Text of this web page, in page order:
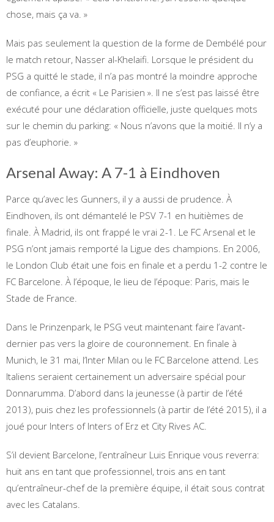
chose, mais ça va. »
Mais pas seulement la question de la forme de Dembélé pour
le match retour, Nasser al-Khelaifi. Lorsque le président du
PSG a quitté le stade, il n’a pas montré la moindre approche
de confiance, a écrit « Le Parisien ». Il ne s’est pas laissé être
exécuté pour une déclaration officielle, juste quelques mots
sur le chemin du parking: « Nous n’avons que la moitié. Il n’y a
pas d’euphorie. »
Arsenal Away: A 7-1 à Eindhoven
Parce qu’avec les Gunners, il y a aussi de prudence. À
Eindhoven, ils ont démantelé le PSV 7-1 en huitièmes de
finale. À Madrid, ils ont frappé le vrai 2-1. Le FC Arsenal et le
PSG n’ont jamais remporté la Ligue des champions. En 2006,
le London Club était une fois en finale et a perdu 1-2 contre le
FC Barcelone. À l’époque, le lieu de l’époque: Paris, mais le
Stade de France.
Dans le Prinzenpark, le PSG veut maintenant faire l’avant-
dernier pas vers la gloire de couronnement. En finale à
Munich, le 31 mai, l’Inter Milan ou le FC Barcelone attend. Les
Italiens seraient certainement un adversaire spécial pour
Donnarumma. D’abord dans la jeunesse (à partir de l’été
2013), puis chez les professionnels (à partir de l’été 2015), il a
joué pour Inters of Inters of Erz et City Rives AC.
S’il devient Barcelone, l’entraîneur Luis Enrique vous reverra:
huit ans en tant que professionnel, trois ans en tant
qu’entraîneur-chef de la première équipe, il était sous contrat
avec les Catalans.